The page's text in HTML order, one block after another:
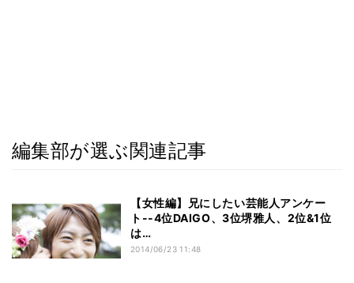
編集部が選ぶ関連記事
【女性編】兄にしたい芸能人アンケー
ト--4位DAIGO、3位堺雅人、2位&1位
は…
2014/06/23 11:48